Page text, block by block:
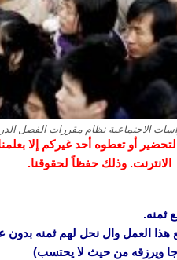
نظام مقررات الفصل الدراسي
التحضير أو تعطوه أحد غيركم إلا
الانترنت. وذلك حفظاً لحقوقنا.
ثمنه.
هذا العمل وال نحل لهم ثمنه بدون
ويرزقه من حيث لا يحتسب)